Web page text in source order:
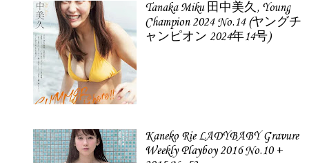
Tanaka Miku 田中美久, Young
Champion 2024 No.14 (ヤングチ
ャンピオン 2024年14号)
Kaneko Rie LADYBABY Gravure
Weekly Playboy 2016 No.10 +